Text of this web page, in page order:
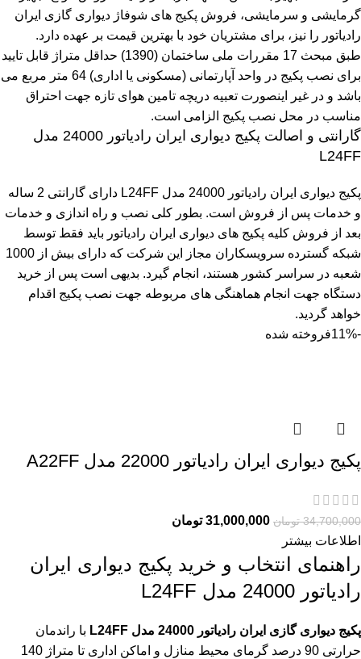
گرمایشی و سرمایشی، فروش پکیج های شوفاژ دیواری گازی ایران
رادیاتور را نیز، برای مشتریان خود با بهترین قیمت بر عهده دارد.
طبق مبحث 17 مقررات ملی ساختمان (1390) حداقل متراژ قابل تایید
برای نصب پکیج در واحد آپارتمانی (مسکونی یا اداری) 64 متر مربع می
باشد و در غیر اینصورت تعبیه دریچه تامین هوای تازه جهت احتراق
مناسب در محل نصب پکیج الزامی است.
گارانتی و اصالت پکیج دیواری ایران رادیاتور 24000 مدل
L24FF
پکیج دیواری ایران رادیاتور 24000 مدل L24FF دارای گارانتی 2 ساله
و خدمات پس از فروش است. بطور کلی نصب و راه اندازی و خدمات
بعد از فروش کلیه پکیج های دیواری ایران رادیاتور باید فقط توسط
شبکه گسترده سرویسکاران مجاز این شرکت که دارای بیش از 1000
شعبه در سراسر کشور هستند، انجام گیرد. بدیهی است پس از خرید
دستگاه جهت انجام هماهنگی های مربوطه جهت نصب پکیج اقدام
خواهد گردید.
-11%
فروخته شده
پکیج دیواری ایران رادیاتور 22000 مدل A22FF
34,700,000 تومان 31,000,000 تومان
اطلاعات بیشتر
راهنمای انتخاب و خرید پکیج دیواری ایران
رادیاتور 24000 مدل L24FF
پکیج دیواری گازی ایران رادیاتور 24000 مدل L24FF
با راندمان
حرارتی 90 درصد گرمای محیط منازل و اماکن اداری تا متراژ 140